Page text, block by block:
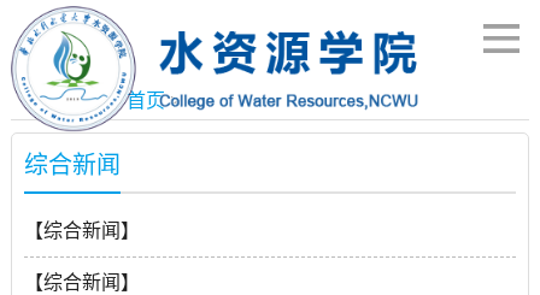
当前位置：首页>
综合新闻
【综合新闻】
华北水利水电大学水资源学院 2025年公开招聘博士方
【综合新闻】